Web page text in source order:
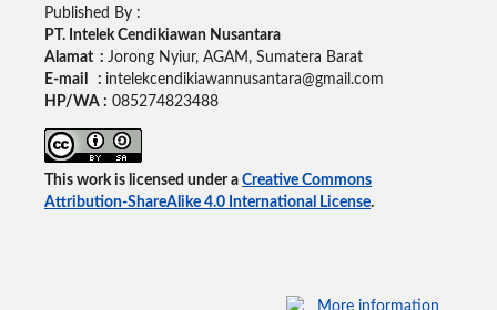
Published By :
PT. Intelek Cendikiawan Nusantara
Alamat : Jorong Nyiur, AGAM, Sumatera Barat
E-mail : intelekcendikiawannusantara@gmail.com
HP/WA : 085274823488
This work is licensed under a Creative Commons
Attribution-ShareAlike 4.0 International License.